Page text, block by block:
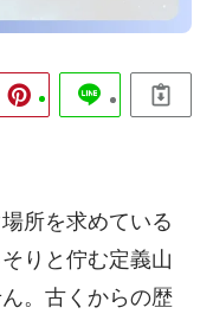
所を求めている
りと佇む定義山
。古くからの歴